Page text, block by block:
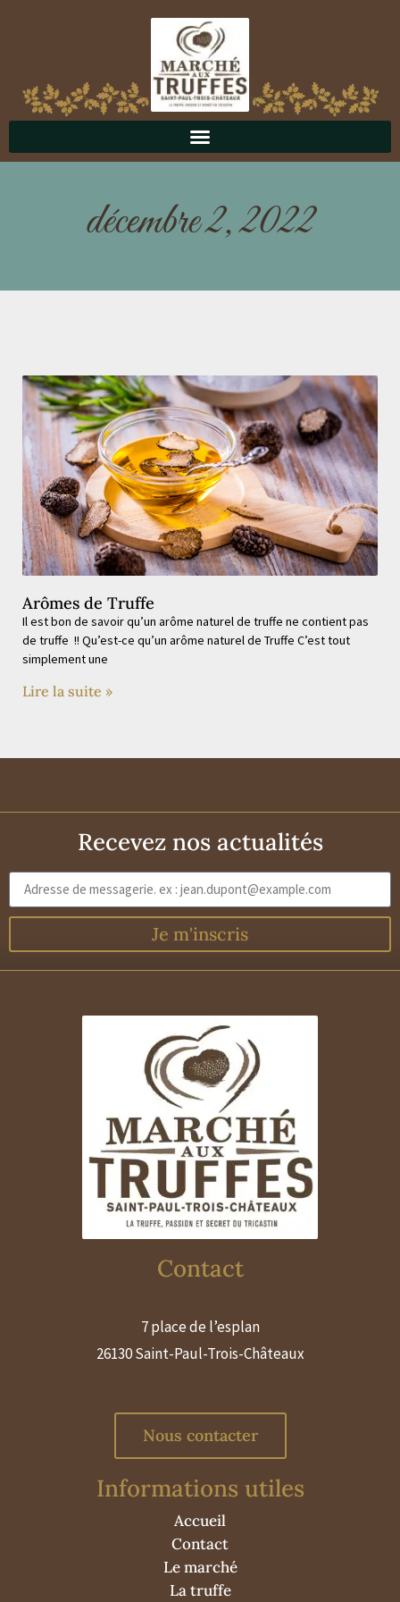
décembre 2, 2022
Arômes de Truffe
Il est bon de savoir qu’un arôme naturel de truffe ne contient pas
de truffe !! Qu’est-ce qu’un arôme naturel de Truffe C’est tout
simplement une
Lire la suite »
Recevez nos actualités
Je m'inscris
Contact
7 place de l’esplan
26130 Saint-Paul-Trois-Châteaux
Nous contacter
Informations utiles
Accueil
Contact
Le marché
La truffe